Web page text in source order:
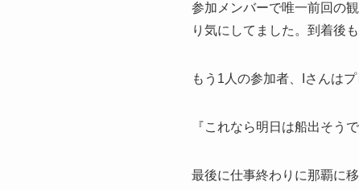
参加メンバーで唯一前回の
り気にしてました。到着後
もう1人の参加者、Iさんは
『これなら明日は船出そう
最後に仕事終わりに那覇に